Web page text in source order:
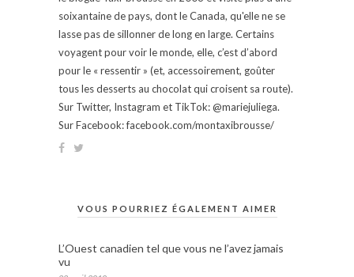
soixantaine de pays, dont le Canada, qu'elle ne se
lasse pas de sillonner de long en large. Certains
voyagent pour voir le monde, elle, c’est d’abord
pour le « ressentir » (et, accessoirement, goûter
tous les desserts au chocolat qui croisent sa route).
Sur Twitter, Instagram et TikTok: @mariejuliega.
Sur Facebook: facebook.com/montaxibrousse/
VOUS POURRIEZ ÉGALEMENT AIMER
L’Ouest canadien tel que vous ne l’avez jamais
vu